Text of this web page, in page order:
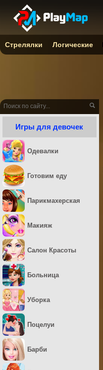
Игры для девочек
Одевалки
Готовим еду
Парикмахерская
Макияж
Салон Красоты
Больница
Уборка
Поцелуи
Барби
Стрелялки Логические